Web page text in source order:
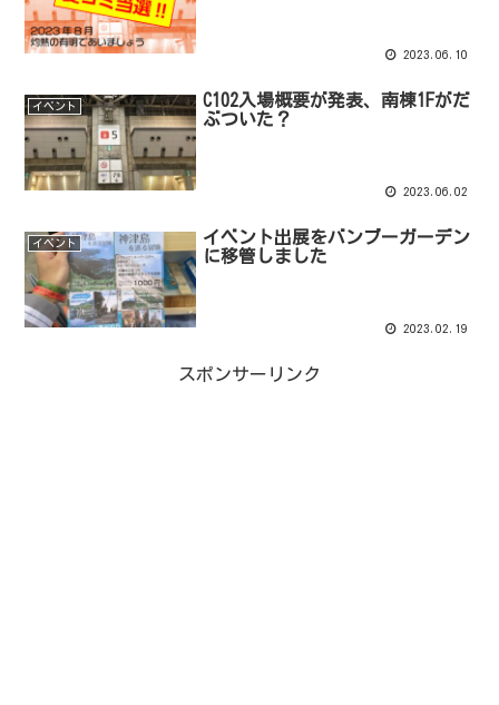
2023.06.10
イベント
C102入場概要が発表、南棟1Fがだ
ぶついた？
2023.06.02
イベント
イベント出展をバンブーガーデン
に移管しました
2023.02.19
スポンサーリンク